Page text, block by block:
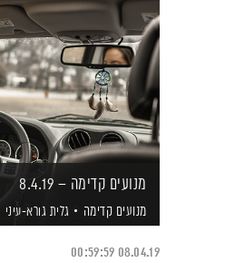
מנועים קדימה – 8.4.19
מנועים קדימה גלית גורא-עיני
08.04.19
00:59:59